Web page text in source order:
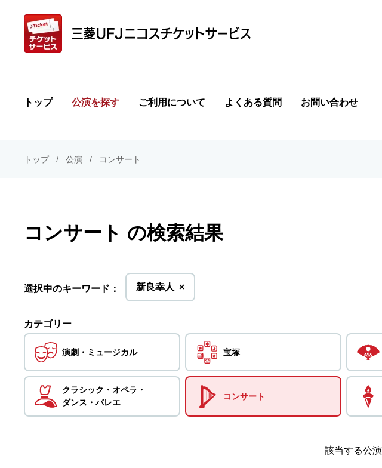
トップ 公演を探す ご利用について よくある質問 お問い合わせ
トップ 公演 コンサート
コンサート の検索結果
選択中のキーワード： 新良幸人 を
削
×
カテゴリー
演劇・ ミュージカル 宝塚
クラシック・ オペラ・
ダンス・ バレエ
コンサート
該当する公